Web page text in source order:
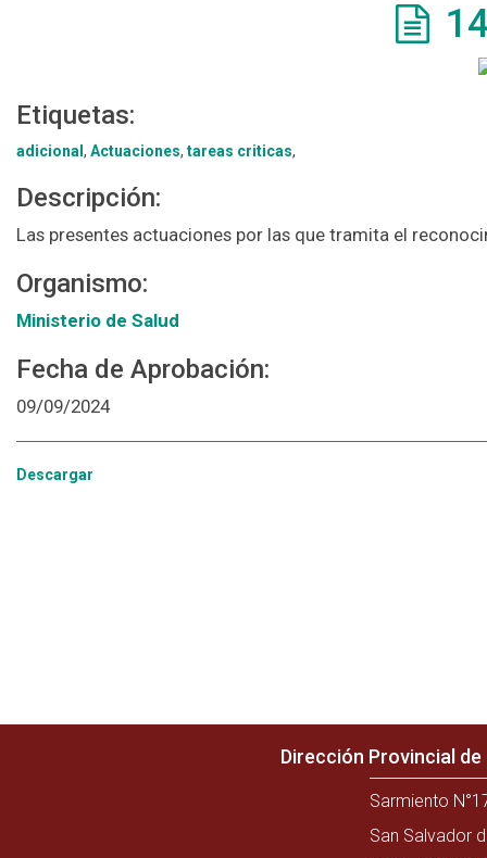
Etiquetas:
adicional , Actuaciones, tareas criticas,
Descripción:
Las presentes actuaciones por las que tramita el
Organismo:
Ministerio de Salud
Fecha de Aprobación:
09/09/2024
Descargar
Dirección Provincial
Sarmiento
San Salvador